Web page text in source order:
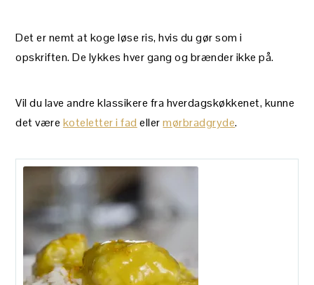
Det er nemt at koge løse ris, hvis du gør som i
opskriften. De lykkes hver gang og brænder ikke på.
Vil du lave andre klassikere fra hverdagskøkkenet, kunne
det være koteletter i fad ellermørbradgryde.